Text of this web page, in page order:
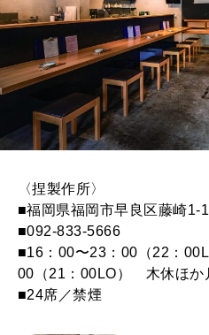
〈捏製作所〉
■福岡県福岡市早良区藤崎1-
■092-833-5666
■16：00〜23：00（22：
00（21：00LO） 木休ほか
■24席／禁煙